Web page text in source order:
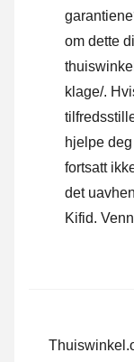
om dette
klage/.
hjelpe
fortsatt
det
Kifid.